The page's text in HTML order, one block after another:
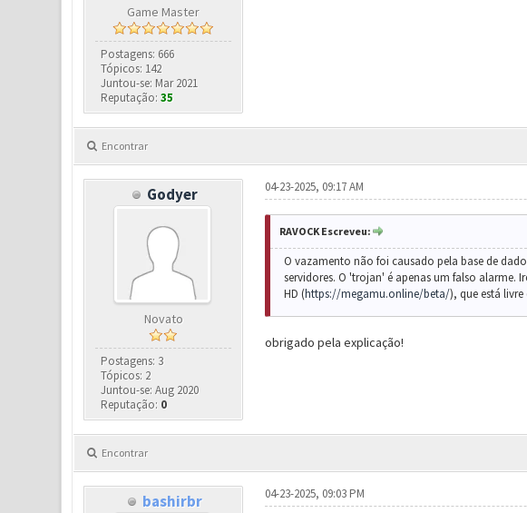
Game Master
Postagens: 666
Tópicos: 142
Juntou-se: Mar 2021
Reputação:35
Encontrar
Godyer
Novato
Postagens: 3
Tópicos: 2
Juntou-se: Aug 2020
Reputação: 0
04-23-2025, 09:17 AM
RAVOCK Escreveu:
O vazamento não foi causado pela base de
servidores. O 'trojan' é apenas um falso alarme.
HD (https://megamu.online/beta/), que está
obrigado pela explicação!
Encontrar
bashirbr 04-23-2025, 09:03 PM